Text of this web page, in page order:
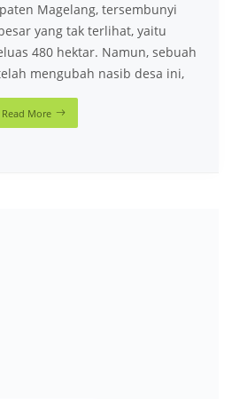
Magelang, tersembunyi
yang tak terlihat, yaitu
480 hektar. Namun, sebuah
mengubah nasib desa ini,
Read More